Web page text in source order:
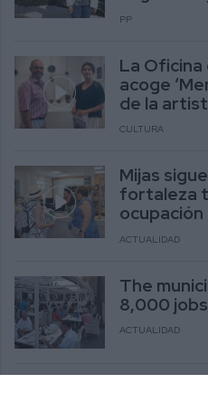
PP
La Oficina
acoge
de la
CULTURA
Mijas
fortaleza
ocupación
ACTUALIDAD
The
8,000
ACTUALIDAD